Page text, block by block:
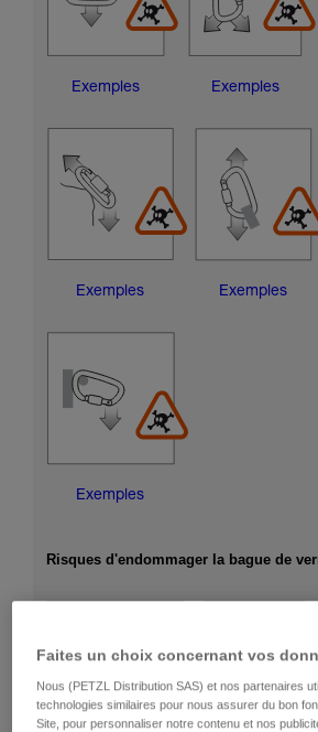
Exemples Exemples
Exemples Exemples
Exemples
Risques d'endommager la bague de
Faites un choix concernant vos
Nous (PETZL Distribution SAS) et nos partenaires
technologies similaires pour nous assurer du bon
Site, pour personnaliser notre contenu et nos